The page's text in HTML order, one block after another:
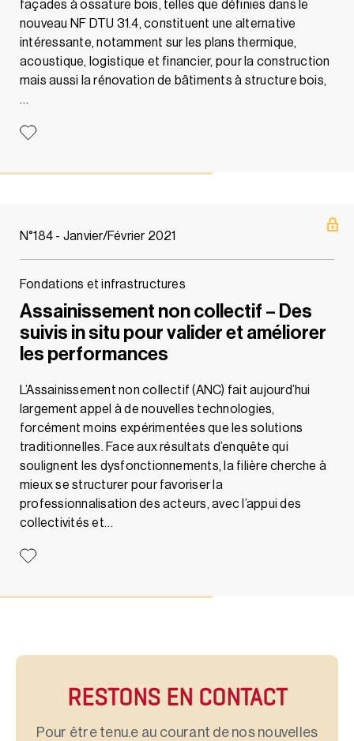
façades à ossature bois, telles que définies dans le
nouveau NF DTU 31.4, constituent une alternative
intéressante, notamment sur les plans thermique,
acoustique, logistique et financier, pour la construction
mais aussi la rénovation de bâtiments à structure bois,
…
N°184 - Janvier/Février 2021
Fondations et infrastructures
Assainissement non collectif – Des
suivis in situ pour valider et améliorer
les performances
L’Assainissement non collectif (ANC) fait aujourd’hui
largement appel à de nouvelles technologies,
forcément moins expérimentées que les solutions
traditionnelles. Face aux résultats d’enquête qui
soulignent les dysfonctionnements, la filière cherche à
mieux se structurer pour favoriser la
professionnalisation des acteurs, avec l’appui des
collectivités et…
RESTONS EN CONTACT
Pour être tenu.e au courant de nos nouvelles